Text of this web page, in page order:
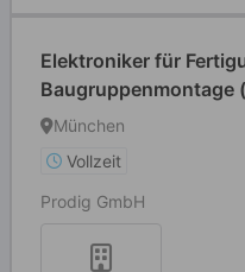
Elektroniker für
Baugruppenmontage
München
Vollzeit
Prodig GmbH